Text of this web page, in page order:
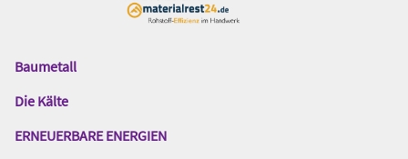
Das
Gentner
Baumetall
Die Kälte
ERNEUERBARE ENERGIEN